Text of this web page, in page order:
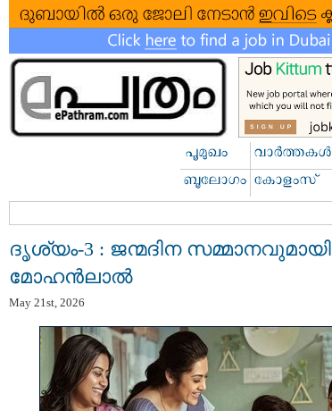
ദൃശ്യം-3 : ജന്മദിന സമ്മാനവുമായി
മോഹൻലാൽ
May 21st, 2026